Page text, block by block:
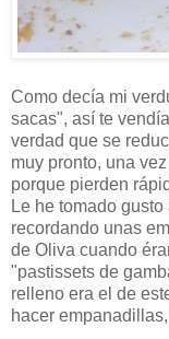
Como decía mi
sacas", así te
verdad que se
muy pronto, una
porque pierden
Le he tomado
recordando unas
de Oliva cuando
"pastissets de
relleno era el de
hacer